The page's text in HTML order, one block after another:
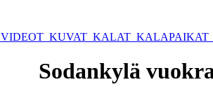
VIDEOT KUVAT KALAT KALAPAIKAT
Sodankylä